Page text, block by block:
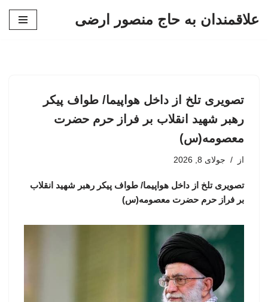
علاقمندان به حاج منصور ارضی
تصویری تلخ از داخل هواپیما/ طواف پیکر
رهبر شهید انقلاب بر فراز حرم حضرت
معصومه(س)
از جولای 8, 2026
تصویری تلخ از داخل هواپیما/ طواف پیکر رهبر شهید انقلاب
بر فراز حرم حضرت معصومه(س)